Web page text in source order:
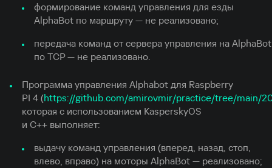
формирование команд управления для езды
AlphaBot по маршруту — не реализовано;
передача команд от сервера управления на AlphaBot
по TCP — не реализовано.
Программа управления Alphabot для Raspberry
PI 4 (https://github.com/amirovmir/practice/tree/main/
которая с использованием KasperskyOS
и C++ выполняет:
выдачу команд управления (вперед, назад, стоп,
влево, вправо) на моторы AlphaBot — реализовано;